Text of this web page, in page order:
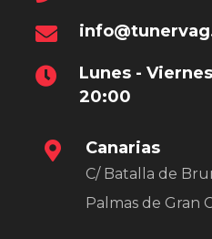
Lunes -
20:00
Canarias
C/ Batalla de
Palmas de Gran